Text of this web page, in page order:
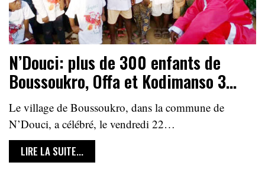
N’Douci: plus de 300 enfants de
Boussoukro, Offa et Kodimanso 3…
Le village de Boussoukro, dans la commune de
N’Douci, a célébré, le vendredi 22…
LIRE LA SUITE...